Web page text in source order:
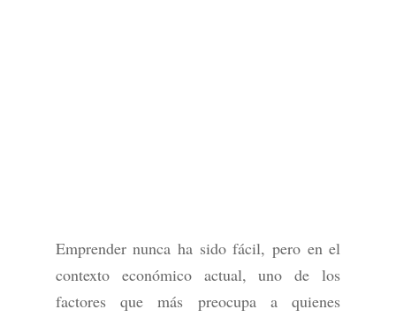
Emprender nunca ha sido fácil, pero en el
contexto económico actual, uno de los
factores que más preocupa a quienes